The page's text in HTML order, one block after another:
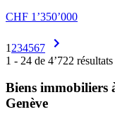
CHF 1’350’000
1 234567
1 - 24 de 4’722 résultats
Biens immobiliers
Genève